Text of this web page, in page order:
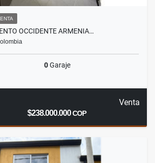
OCCIDENTE ARMENIA…
0Garaje
Venta
$238.000.000COP